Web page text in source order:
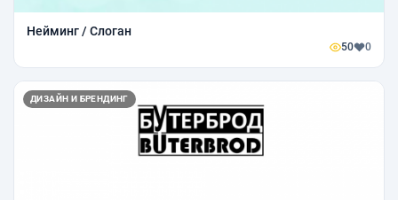
Нейминг / Слоган
50 0
ДИЗАЙН И БРЕНДИНГ